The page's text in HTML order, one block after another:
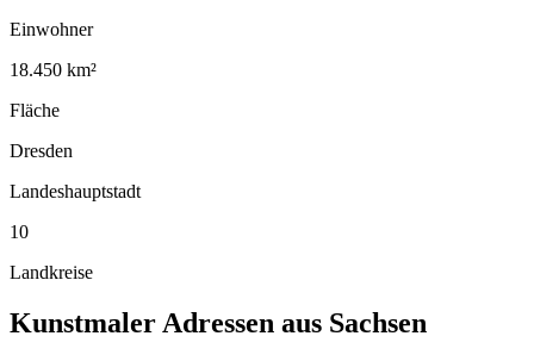
Einwohner
18.450 km²
Fläche
Dresden
Landeshauptstadt
10
Landkreise
Kunstmaler Adressen aus Sachsen